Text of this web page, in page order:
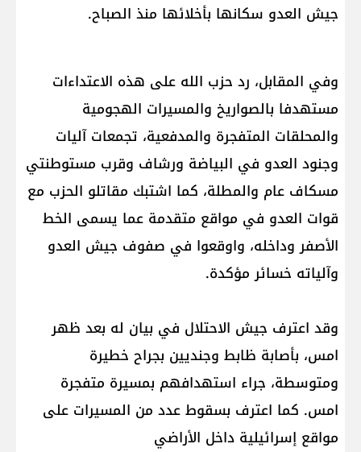
جيش العدو سكانها بأخلائها منذ الصباح.
وفي المقابل، رد حزب الله على هذه الاعتداءات
مستهدفا بالصواريخ والمسيرات الهجومية
والمحلقات المتفجرة والمدفعية، تجمعات آليات
وجنود العدو في البياضة ورشاف وقرب مستوطنتي
مسكاف عام والمطلة، كما اشتبك مقاتلو الحزب مع
قوات العدو في مواقع متقدمة عما يسمى الخط
الأصفر وداخله، واوقعوا في صفوف جيش العدو
وآلياته خسائر مؤكدة.
وقد اعترف جيش الاحتلال في بيان له بعد ظهر
امس، بأصابة ظابط وجنديين بجراح خطيرة
ومتوسطة، جراء استهدافهم بمسيرة متفجرة
امس. كما اعترف بسقوط عدد من المسيرات على
مواقع إسرائيلية داخل الأراضي